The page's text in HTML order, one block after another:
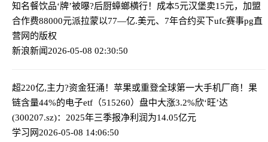
知名餐饮品‘牌’被曝?后厨蟑螂横行！成本5元汉堡卖15元，加盟
合作费88000元派拉蒙以77—亿.美元、7年合约买下ufc赛事pg直
营网的版权
新浪新闻2026-05-08 02:30:50
超220亿,主力?资金狂涌！苹果或重登全球第一大手机厂商！果
链含量44%的电子etf（515260）盘中大涨3.2%欣‘旺’达
(300207.sz)：2025年三季报净利润为14.05亿元
学习网2026-05-08 14:06:50